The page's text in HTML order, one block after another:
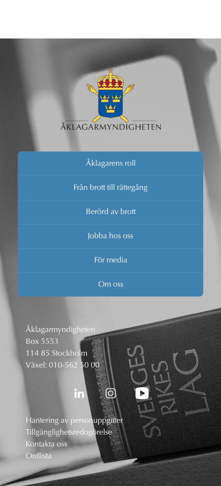
Åklagarens roll
Från brott till rättegång
Berörd av brott
Jobba hos oss
För media
Om oss
Åklagarmyndigheten
Box 5553
114 85 Stockholm
Växel: 010-562 50 00
Hantering av personuppgifter
Tillgänglighetsredogörelse
Kontakta oss
Ordlista